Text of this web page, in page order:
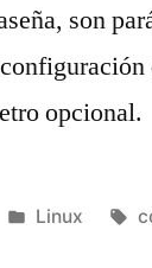
son
opcional.
Publicado
Linux